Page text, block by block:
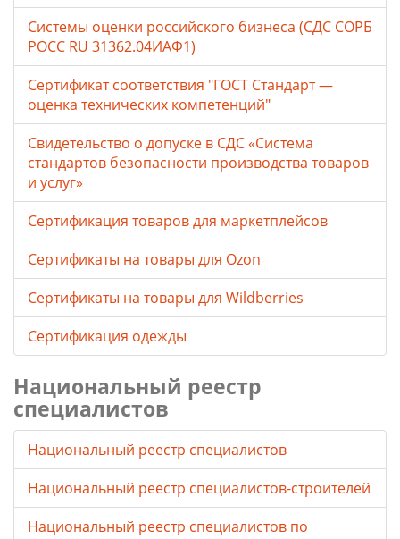
Системы оценки российского бизнеса (СДС СОРБ
РОСС RU 31362.04ИАФ1)
Сертификат соответствия "ГОСТ Стандарт —
оценка технических компетенций"
Свидетельство о допуске в СДС «Система
стандартов безопасности производства товаров
и услуг»
Сертификация товаров для маркетплейсов
Cертификаты на товары для Ozon
Cертификаты на товары для Wildberries
Сертификация одежды
Национальный реестр
специалистов
Национальный реестр специалистов
Национальный реестр специалистов-строителей
Национальный реестр специалистов по